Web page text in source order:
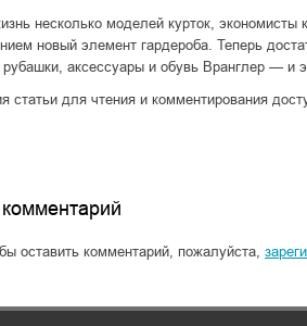
несколько моделей курток,
новый элемент гардероба. Теперь
аксессуары и обувь Вранглер — и
статьи для чтения и комментирования
оставить комментарий, пожалуйста,